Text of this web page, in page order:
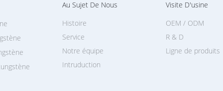
Au Sujet De Nous
Intruduction
Histoire
Service
Notre équipe
Visite D'usine
Ligne de produits
OEM / ODM
R & D